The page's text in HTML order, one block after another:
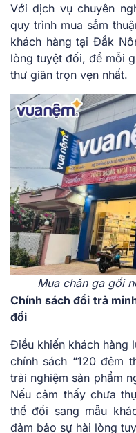
Với dịch vụ chuyên
quy trình mua sắm
khách hàng tại Đắk
lòng tuyệt đối, để mỗi
thư giãn trọn vẹn nhất.
Mua chăn ga gối
Chính sách đổi trả
đối
Điều khiến khách hàng
chính sách “120 đêm
trải nghiệm sản phẩm
Nếu cảm thấy chưa
thể đổi sang mẫu
đảm bảo sự hài lòng